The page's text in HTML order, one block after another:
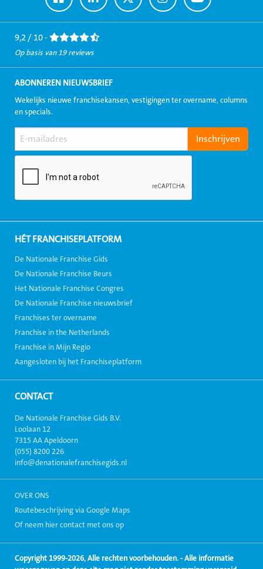
naar
Facebook
naar
LinkedIn
naar
Twitter
naar
Instagram
naar
Youtube
9,2 / 10 -
Op basis van 19 reviews
ABONNEREN NIEUWSBRIEF
Wekelijks nieuwe franchisekansen, vestigingen ter overname, columns
en specials.
HÉT FRANCHISEPLATFORM
De Nationale Franchise Gids
De Nationale Franchise Beurs
Het Nationale Franchise Congres
De Nationale Franchise nieuwsbrief
Franchises ter overname
Franchise in the Netherlands
Franchise in Mijn Regio
Aangesloten bij het Franchiseplatform
CONTACT
De Nationale Franchise Gids B.V.
Loolaan 12
7315 AA Apeldoorn
(055) 8200 226
info@denationalefranchisegids.nl
OVER ONS
Routebeschrijving via Google Maps
Of neem hier contact met ons op
Copyright 1999-2026, Alle rechten voorbehouden. - Alle informatie